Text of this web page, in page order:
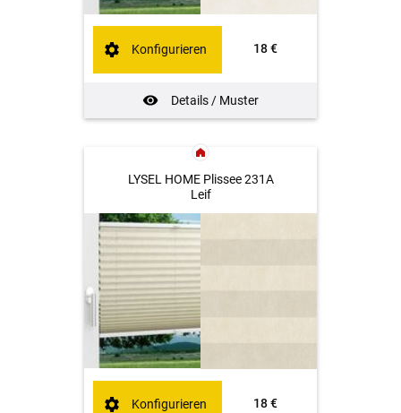
18 €
Details / Muster
Konfigurieren
LYSEL HOME Plissee 231A
Leif
18 €
Konfigurieren